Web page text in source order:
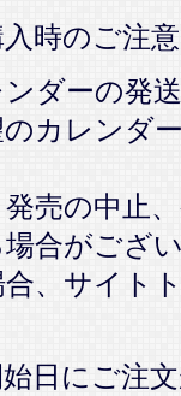
入時のご注
ダーの発
のカレンダ
発売の中止
合がござ
合、サイト
日にご注